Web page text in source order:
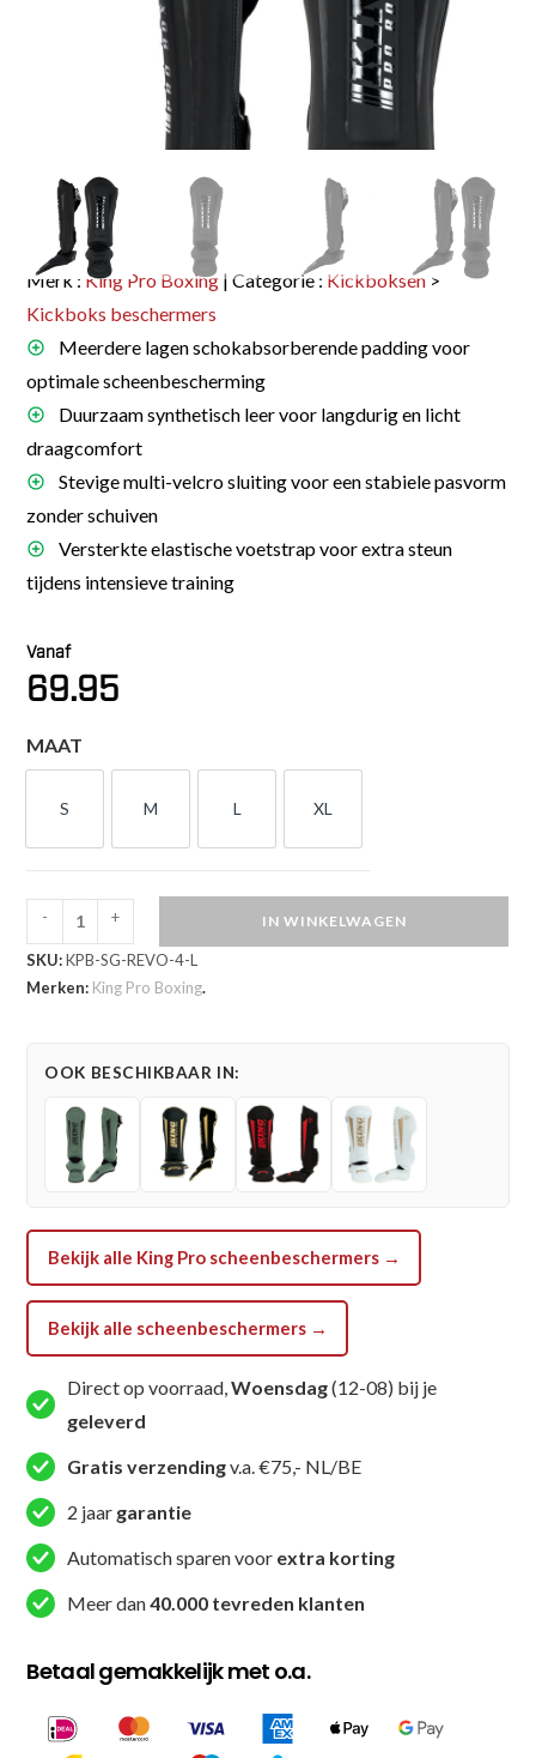
Merk : King Pro Boxing | Categorie : Kickboksen >
Kickboks beschermers
Meerdere lagen schokabsorberende padding voor
optimale scheenbescherming
Duurzaam synthetisch leer voor langdurig en licht
draagcomfort
Stevige multi-velcro sluiting voor een stabiele pasvorm
zonder schuiven
Versterkte elastische voetstrap voor extra steun
tijdens intensieve training
Vanaf
69.95
MAAT
S M L XL
Pro
Boxing
(KPB
REVO
- + IN WINKELWAGEN
SKU:KPB-SG-REVO-4-L
Merken: King Pro Boxing.
OOK BESCHIKBAAR IN:
Bekijk alle King Pro scheenbeschermers →
Bekijk alle scheenbeschermers →
Direct op voorraad,Woensdag(12-08) bij je
geleverd
Gratis verzendingv.a. €75,- NL/BE
2 jaar garantie
Automatisch sparen voor extra korting
Meer dan40.000 tevreden klanten
Betaal gemakkelijk met o.a.